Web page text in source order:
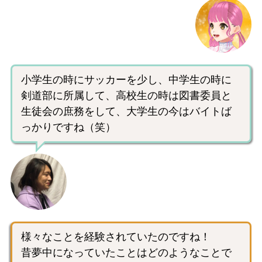
小学生の時にサッカーを少し、中学生の時に
剣道部に所属して、高校生の時は図書委員と
生徒会の庶務をして、大学生の今はバイトば
っかりですね（笑）
様々なことを経験されていたのですね！
昔夢中になっていたことはどのようなことで